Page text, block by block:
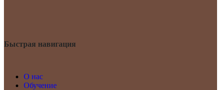
Быстрая навигация
О нас
Обучение